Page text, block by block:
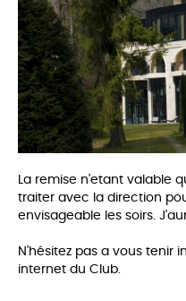
La remise n'etant valable
traiter avec la direction
envisageable les soirs.
N'hésitez pas a vous tenir
internet du Club.